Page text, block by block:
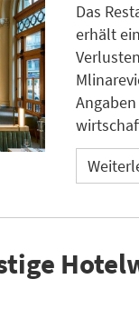
Das
erhält